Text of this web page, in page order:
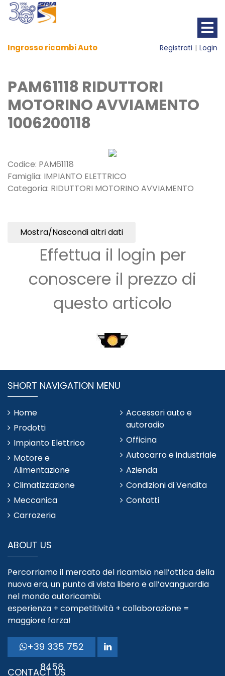
Ingrosso ricambi Auto Registrati Login
PAM61118 RIDUTTORI
MOTORINO AVVIAMENTO
1006200118
Codice: PAM61118
Famiglia: IMPIANTO ELETTRICO
Categoria: RIDUTTORI MOTORINO AVVIAMENTO
Mostra/Nascondi altri dati
Effettua il login per
conoscere il prezzo di
questo articolo
SHORT NAVIGATION MENU
Home
Prodotti
Impianto Elettrico
Motore e
Alimentazione
Climatizzazione
Meccanica
Carrozeria
Accessori auto e
autoradio
Officina
Autocarro e industriale
Azienda
Condizioni di Vendita
Contatti
ABOUT US
Percorriamo il mercato del ricambio nell’ottica della
nuova era, un punto di vista libero e all’avanguardia
nel mondo autoricambi.
esperienza + competitività + collaborazione =
maggiore forza!
+39 335 752
8458
CONTACT US